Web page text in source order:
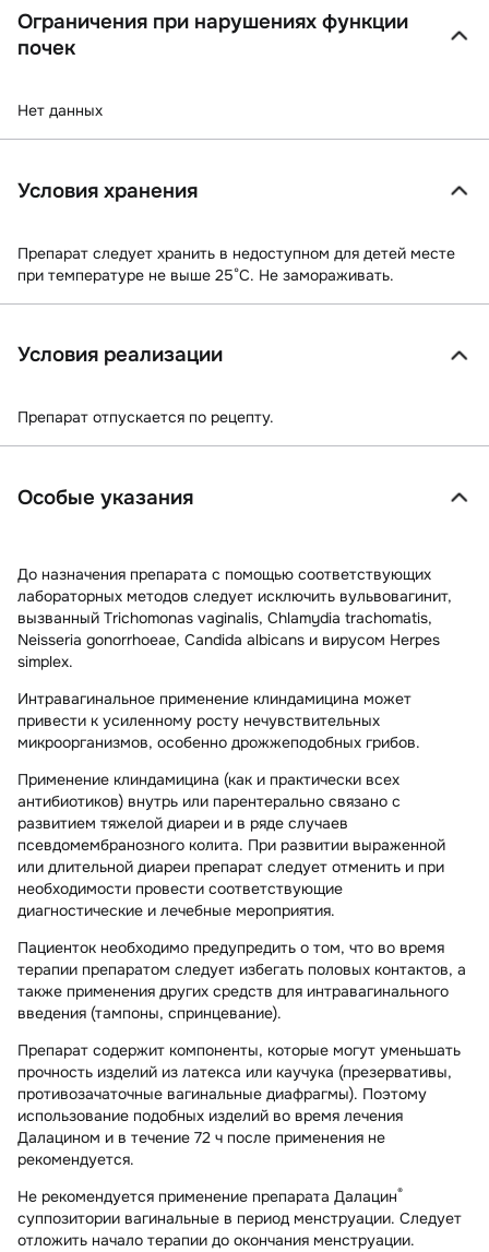
Ограничения при нарушениях функции
почек
Нет данных
Условия хранения
Препарат следует хранить в недоступном для детей месте
при температуре не выше 25°С. Не замораживать.
Условия реализации
Препарат отпускается по рецепту.
Особые указания
До назначения препарата с помощью соответствующих
лабораторных методов следует исключить вульвовагинит,
вызванный Trichomonas vaginalis, Chlamydia trachomatis,
Neisseria gonorrhoeae, Candida albicans и вирусом Herpes
simplex.
Интравагинальное применение клиндамицина может
привести к усиленному росту нечувствительных
микроорганизмов, особенно дрожжеподобных грибов.
Применение клиндамицина (как и практически всех
антибиотиков) внутрь или парентерально связано с
развитием тяжелой диареи и в ряде случаев
псевдомембранозного колита. При развитии выраженной
или длительной диареи препарат следует отменить и при
необходимости провести соответствующие
диагностические и лечебные мероприятия.
Пациенток необходимо предупредить о том, что во время
терапии препаратом следует избегать половых контактов, а
также применения других средств для интравагинального
введения (тампоны, спринцевание).
Препарат содержит компоненты, которые могут уменьшать
прочность изделий из латекса или каучука (презервативы,
противозачаточные вагинальные диафрагмы). Поэтому
использование подобных изделий во время лечения
Далацином и в течение 72 ч после применения не
рекомендуется.
Не рекомендуется применение препарата Далацин®
суппозитории вагинальные в период менструации. Следует
отложить начало терапии до окончания менструации.